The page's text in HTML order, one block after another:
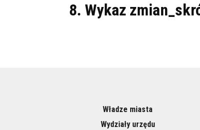
8. Wykaz
Władze miasta
Wydziały urzędu